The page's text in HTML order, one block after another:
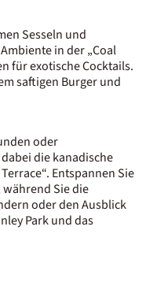
Sesseln und
in der „Coal
für exotische Cocktails.
saftigen Burger und
oder
die kanadische
Entspannen Sie
Sie die
oder den Ausblick
Park und das